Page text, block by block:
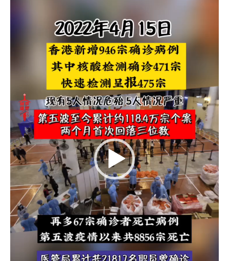
月
以
来
首
次
跌
至
数〉
中